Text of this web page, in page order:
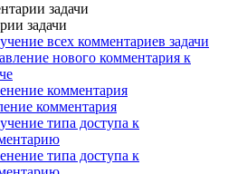
задачи
задачи
всех комментариев задачи
нового комментария к
комментария
комментария
типа доступа к
типа доступа к